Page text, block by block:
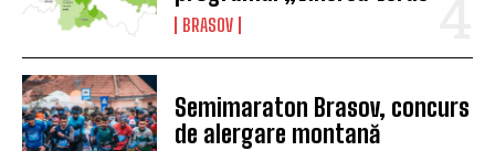
BRASOV
Semimaraton Brasov, concurs
de alergare montană